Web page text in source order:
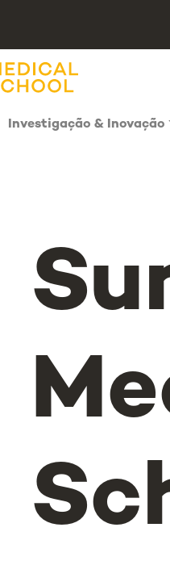
Investigação & Inovação